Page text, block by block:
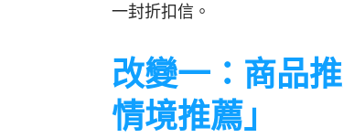
一封折扣信。
改變一：商品
情境推薦」